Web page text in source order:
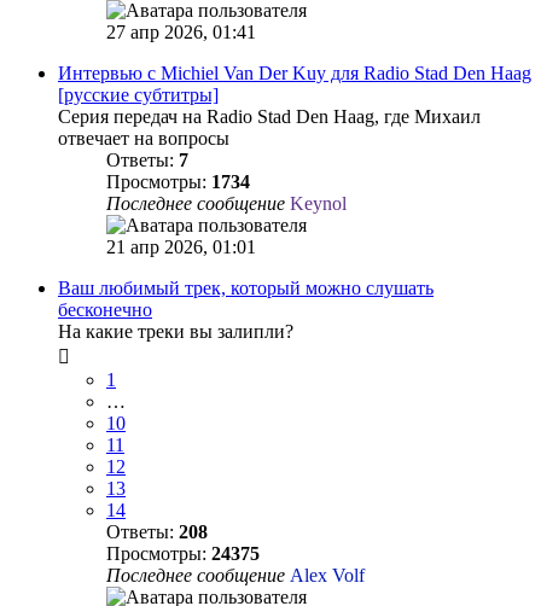
27 апр 2026, 01:41
Интервью с Michiel Van Der Kuy для Radio Stad Den Haag
[русские субтитры]
Серия передач на Radio Stad Den Haag, где Михаил
отвечает на вопросы
Ответы: 7
Просмотры: 1734
Последнее сообщение Keynol
21 апр 2026, 01:01
Ваш любимый трек, который можно слушать
бесконечно
На какие треки вы залипли?
1
…
10
11
12
13
14
Ответы: 208
Просмотры: 24375
Последнее сообщение Alex Volf